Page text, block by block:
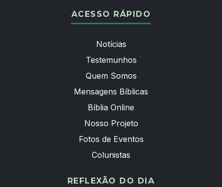
ACESSO RÁPIDO
Notícias
Testemunhos
Quem Somos
Mensagens Bíblicas
Bíblia Online
Nosso Projeto
Fotos de Eventos
Colunistas
REFLEXÃO DO DIA